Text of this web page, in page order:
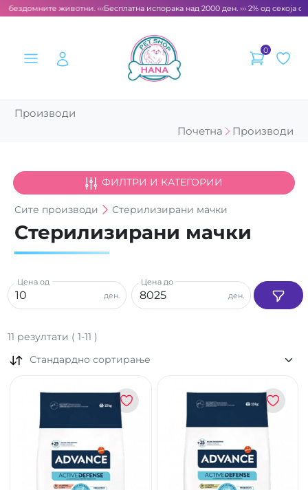
животни. ‹‹‹Бесплатна испорака над 2000 ден. ››› 2% од секоја
0
Производи
Почетна
Производи
ФИЛТРИ И КАТЕГОРИИ
Сите производи Стерилизирани мачки
Стерилизирани мачки
ден.
Цена од
ден.
Цена до
11 резултати ( 1-11 )
Стандардно сортирање